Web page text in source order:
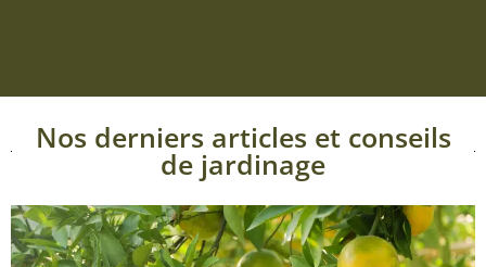
Nos derniers articles et conseils
de jardinage